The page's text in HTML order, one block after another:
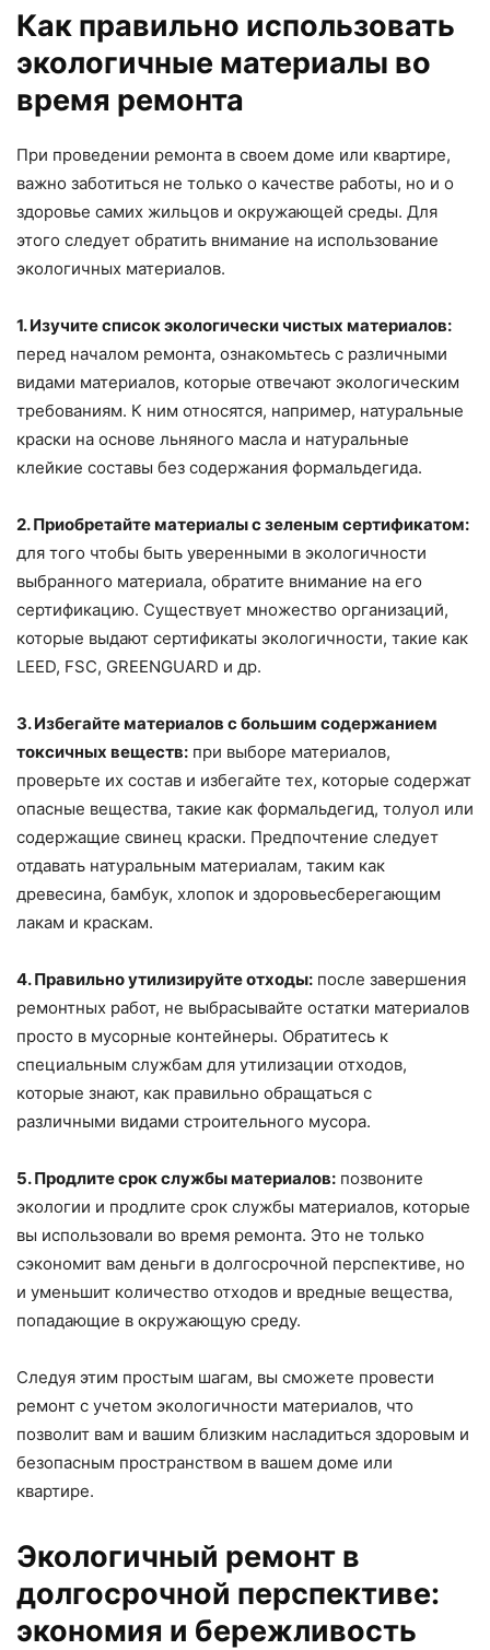
Как правильно использовать
экологичные материалы во
время ремонта
При проведении ремонта в своем доме или квартире,
важно заботиться не только о качестве работы, но и о
здоровье самих жильцов и окружающей среды. Для
этого следует обратить внимание на использование
экологичных материалов.
1. Изучите список экологически чистых материалов:
перед началом ремонта, ознакомьтесь с различными
видами материалов, которые отвечают экологическим
требованиям. К ним относятся, например, натуральные
краски на основе льняного масла и натуральные
клейкие составы без содержания формальдегида.
2. Приобретайте материалы с зеленым сертификатом:
для того чтобы быть уверенными в экологичности
выбранного материала, обратите внимание на его
сертификацию. Существует множество организаций,
которые выдают сертификаты экологичности, такие как
LEED, FSC, GREENGUARD и др.
3. Избегайте материалов с большим содержанием
токсичных веществ: при выборе материалов,
проверьте их состав и избегайте тех, которые содержат
опасные вещества, такие как формальдегид, толуол или
содержащие свинец краски. Предпочтение следует
отдавать натуральным материалам, таким как
древесина, бамбук, хлопок и здоровьесберегающим
лакам и краскам.
4. Правильно утилизируйте отходы: после завершения
ремонтных работ, не выбрасывайте остатки материалов
просто в мусорные контейнеры. Обратитесь к
специальным службам для утилизации отходов,
которые знают, как правильно обращаться с
различными видами строительного мусора.
5. Продлите срок службы материалов: позвоните
экологии и продлите срок службы материалов, которые
вы использовали во время ремонта. Это не только
сэкономит вам деньги в долгосрочной перспективе, но
и уменьшит количество отходов и вредные вещества,
попадающие в окружающую среду.
Следуя этим простым шагам, вы сможете провести
ремонт с учетом экологичности материалов, что
позволит вам и вашим близким насладиться здоровым и
безопасным пространством в вашем доме или
квартире.
Экологичный ремонт в
долгосрочной перспективе:
экономия и бережливость